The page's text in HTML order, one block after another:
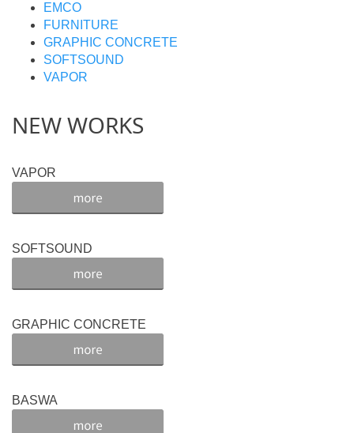
EMCO
FURNITURE
GRAPHIC CONCRETE
SOFTSOUND
VAPOR
NEW WORKS
VAPOR
SOFTSOUND
GRAPHIC CONCRETE
BASWA